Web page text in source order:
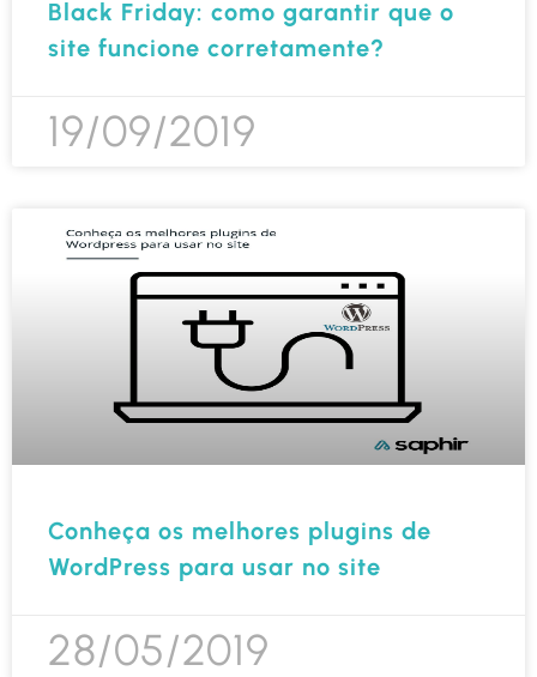
Black Friday: como garantir que o
site funcione corretamente?
19/09/2019
Conheça os melhores plugins de
WordPress para usar no site
28/05/2019